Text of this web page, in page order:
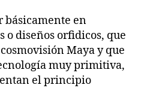
básicamente en
o diseños orfidicos, que
Maya y que
muy primitiva,
el principio